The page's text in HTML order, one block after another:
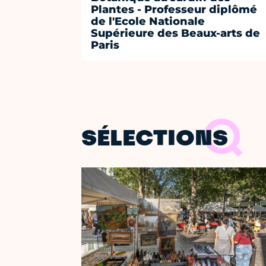
Plantes - Professeur diplômé
de l'Ecole Nationale
Supérieure des Beaux-arts de
Paris
SÉLECTIONS